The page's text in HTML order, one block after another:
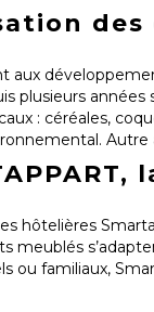
des
aux
plusieurs
: céréales,
hôtelières
meublés
ou familiaux,